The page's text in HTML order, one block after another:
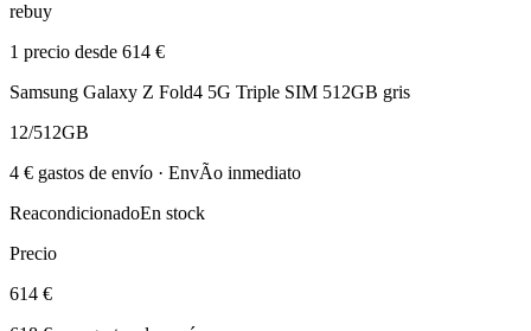
rebuy
1 precio desde 614 €
Samsung Galaxy Z Fold4 5G Triple SIM 512GB gris
12/512GB
4 € gastos de envío · EnvÃ­o inmediato
ReacondicionadoEn stock
Precio
614 €